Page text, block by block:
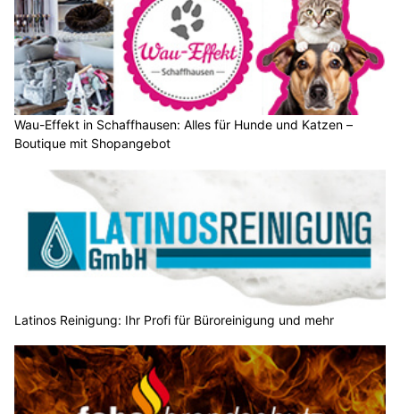
Wau-Effekt in Schaffhausen: Alles für Hunde und Katzen –
Boutique mit Shopangebot
Latinos Reinigung: Ihr Profi für Büroreinigung und mehr